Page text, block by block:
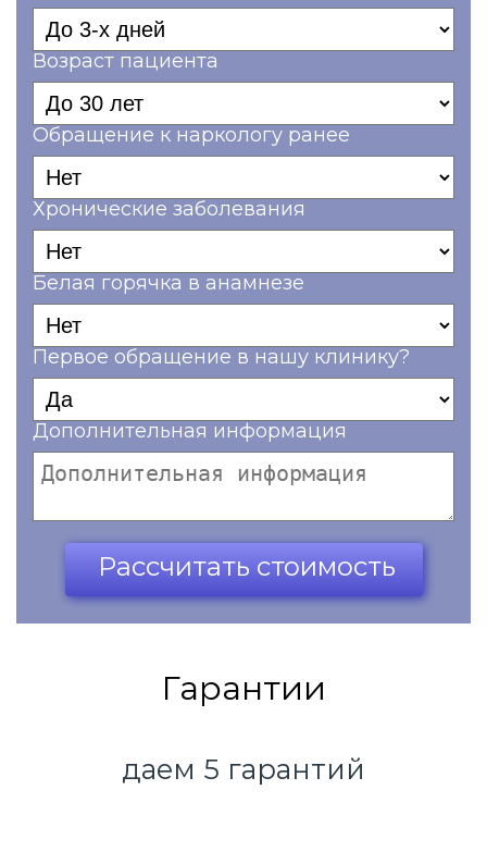
Возраст пациента
Обращение к наркологу ранее
Хронические заболевания
Белая горячка в анамнезе
Первое обращение в нашу клинику?
Дополнительная информация
Рассчитать стоимость
Ваш телефон*
Гарантии
даем 5 гарантий